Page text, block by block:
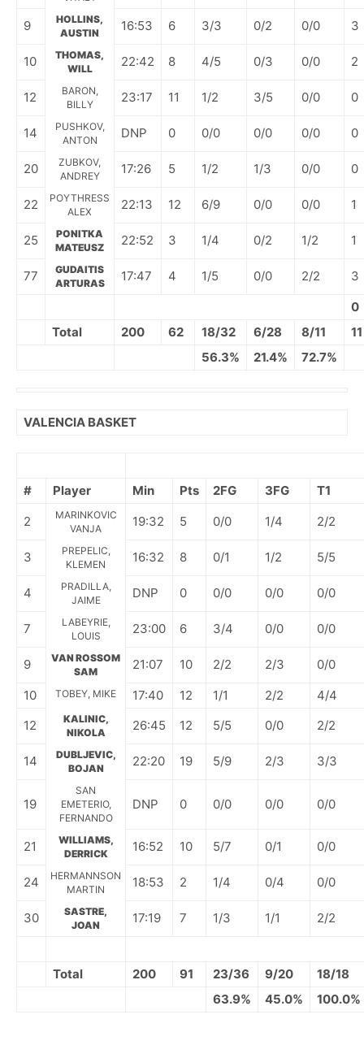
9
HOLLINS,
AUSTIN
16:53 6 3/3 0/2 0/0 3
10
THOMAS,
WILL
22:42 8 4/5 0/3 0/0 2
12
BARON,
BILLY
23:17 11 1/2 3/5 0/0 0
14
PUSHKOV,
ANTON
DNP 0 0/0 0/0 0/0 0
20
ZUBKOV,
ANDREY
17:26 5 1/2 1/3 0/0 0
22
POYTHRESS
ALEX
22:13 12 6/9 0/0 0/0 1
25
PONITKA
MATEUSZ
22:52 3 1/4 0/2 1/2 1
77
GUDAITIS
ARTURAS
17:47 4 1/5 0/0 2/2
3
0
Total
200 62 18/32 6/28 8/11
11
56.3%
21.4% 72.7%
VALENCIA BASKET
# Player Min Pts 2FG 3FG
T1
2
MARINKOVIC
VANJA
19:32 5 0/0 1/4 2/2
3
PREPELIC,
KLEMEN
16:32 8 0/1 1/2 5/5
4
PRADILLA,
JAIME
DNP 0 0/0 0/0 0/0
7
LABEYRIE,
LOUIS
23:00 6 3/4 0/0 0/0
9
VAN ROSSOM
SAM
21:07 10 2/2 2/3
0/0
10
TOBEY, MIKE 17:40 12 1/1 2/2
4/4
12
KALINIC,
NIKOLA
26:45 12 5/5 0/0 2/2
14
DUBLJEVIC,
BOJAN
22:20 19 5/9 2/3 3/3
19
SAN
EMETERIO,
FERNANDO
DNP 0 0/0 0/0 0/0
21
WILLIAMS,
DERRICK
16:52 10 5/7 0/1 0/0
24
HERMANNSON
MARTIN
18:53 2 1/4 0/4 0/0
30
SASTRE,
JOAN
17:19 7 1/3 1/1 2/2
Total 200 91 23/36 9/20
18/18
63.9%
45.0% 100.0%